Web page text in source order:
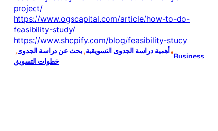
project/
https://www.ogscapital.com/article/how-to-do-
feasibility-study/
https://www.shopify.com/blog/feasibility-study
أهمية دراسة الجدوى التسويقية, بحث عن دراسة الجدوى,
خطوات التسويق
•Business